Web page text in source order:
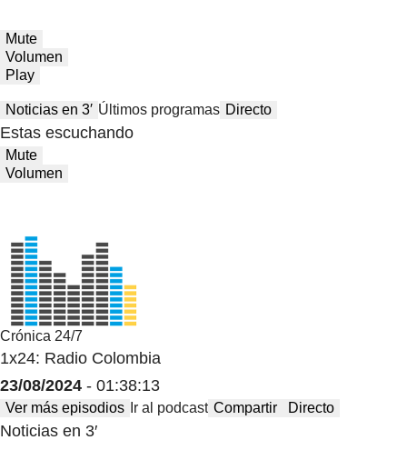
Mute
Volumen
Play
Noticias en 3′ Últimos programas Directo
Estas escuchando
Mute
Volumen
Crónica 24/7
1x24: Radio Colombia
23/08/2024 - 01:38:13
Ver más episodios Ir al podcast Compartir Directo
Noticias en 3′